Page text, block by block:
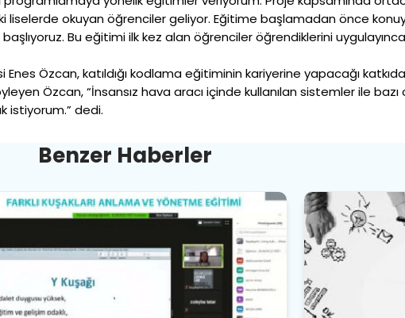
liselerde okuyan öğrenciler geliyor. Eğitime başlamadan önce
Bu eğitimi ilk kez alan öğrenciler öğrendiklerini uygulayınca
Enes Özcan, katıldığı kodlama eğitiminin kariyerine yapacağı
Özcan, “İnsansız hava aracı içinde kullanılan sistemler ile bazı
istiyorum.” dedi.
Benzer Haberler